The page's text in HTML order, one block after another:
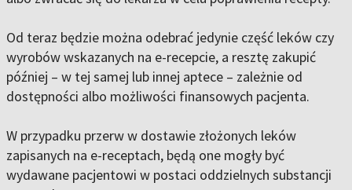
Od teraz będzie można odebrać jedynie część leków czy
wyrobów wskazanych na e-recepcie, a resztę zakupić
później – w tej samej lub innej aptece – zależnie od
dostępności albo możliwości finansowych pacjenta.
W przypadku przerw w dostawie złożonych leków
zapisanych na e-receptach, będą one mogły być
wydawane pacjentowi w postaci oddzielnych substancji